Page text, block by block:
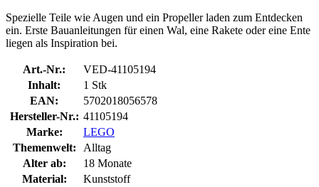
Spezielle Teile wie Augen und ein Propeller laden zum Entdecken
ein. Erste Bauanleitungen für einen Wal, eine Rakete oder eine Ente
liegen als Inspiration bei.
Art.-Nr.:
VED-41105194
Inhalt:
1 Stk
EAN:
5702018056578
Hersteller-Nr.: 41105194
Marke:
LEGO
Themenwelt:
Alltag
Alter ab:
18 Monate
Material:
Kunststoff